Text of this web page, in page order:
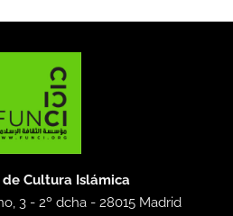
Cultura Islámica
3 - 2º dcha -28015 Madrid